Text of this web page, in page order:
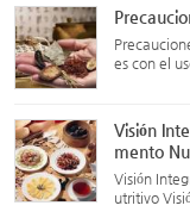
s...
es con el
l...
Visión
mento
Visión
utritivo